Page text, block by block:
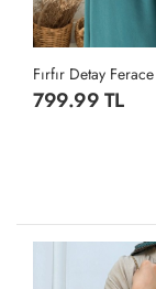
1,649.99 TL